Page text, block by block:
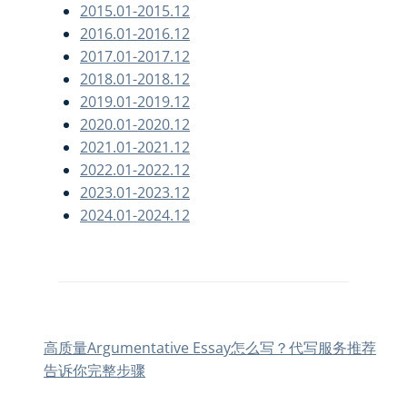
2015.01-2015.12
2016.01-2016.12
2017.01-2017.12
2018.01-2018.12
2019.01-2019.12
2020.01-2020.12
2021.01-2021.12
2022.01-2022.12
2023.01-2023.12
2024.01-2024.12
高质量Argumentative Essay怎么写？代写服务推荐
告诉你完整步骤